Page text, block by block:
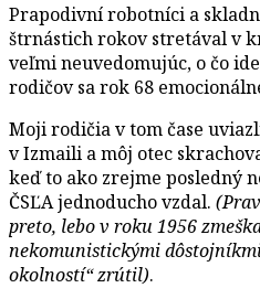
Prapodivní robotníci a
štrnástich rokov stretával v
veľmi neuvedomujúc, o čo
rodičov sa rok 68
Moji rodičia v tom čase
v Izmaili a môj otec
keď to ako zrejme posledný
ČSĽA jednoducho vzdal.
preto, lebo v roku 1956
nekomunistickými
okolností“ zrútil).